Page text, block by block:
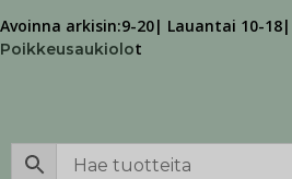
Avoinna arkisin:9-20| Lauantai 10-
Poikkeusaukiolot